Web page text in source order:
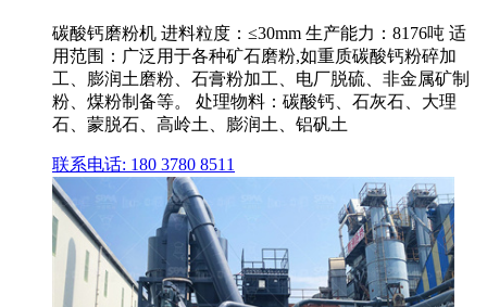
碳酸钙磨粉机 进料粒度：≤30mm 生产能力：8176吨 适
用范围：广泛用于各种矿石磨粉,如重质碳酸钙粉碎加
工、膨润土磨粉、石膏粉加工、电厂脱硫、非金属矿制
粉、煤粉制备等。 处理物料：碳酸钙、石灰石、大理
石、蒙脱石、高岭土、膨润土、铝矾土
联系电话: 180 3780 8511